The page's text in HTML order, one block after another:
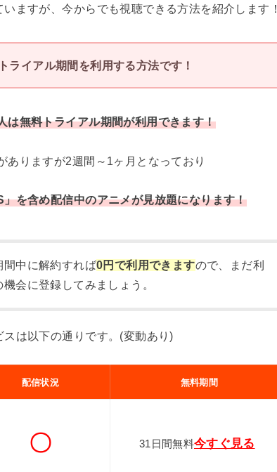
ますが、今からでも視聴できる方法を紹介します！
ライアル期間を利用する方法です！
は無料トライアル期間が利用できます！
りますが2週間～1ヶ月となっており
」を含め配信中のアニメが見放題になります！
間中に解約すれば0円で利用できますので、まだ利
会に登録してみましょう。
は以下の通りです。(変動あり)
配信状況 無料期間
〇 31日間無料今すぐ見る